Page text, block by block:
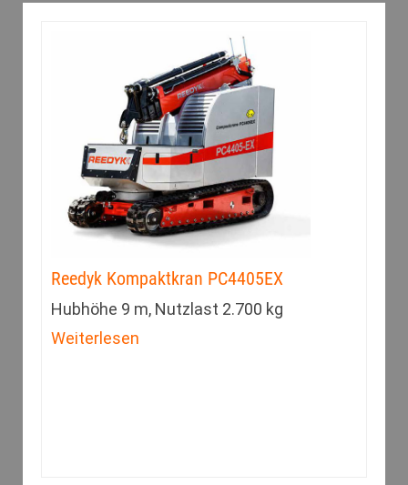
Reedyk Kompaktkran PC4405EX
Hubhöhe 9 m, Nutzlast 2.700 kg
Weiterlesen